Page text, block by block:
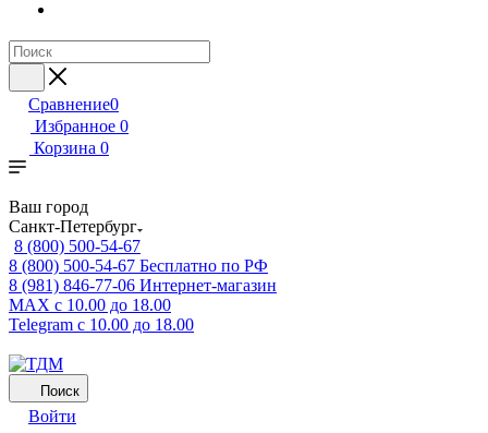
Сравнение0
Избранное 0
Корзина 0
Ваш город
Санкт-Петербург
8 (800) 500-54-67
8 (800) 500-54-67 Бесплатно по РФ
8 (981) 846-77-06 Интернет-магазин
MAX с 10.00 до 18.00
Telegram с 10.00 до 18.00
Поиск
Войти